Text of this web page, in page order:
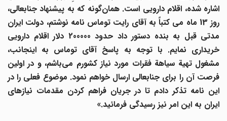
اشاره شده، اقلام دارویی است. همانگونه که به پیشنهاد جنابعالی،
روز 13 ماه می کتباً به آقای رایت توماس نامه نوشتم، دولت ایران
مدتی قبل به بنده دستور داد حدود 200000 دلار اقلام دارویی
خریداری نمایم. با توجه به پاسخ آقای توماس به اینجانب،
مشغول تهیة سیاهة فقرات مورد نیاز کشورم میباشم، و در اولین
فرصت آن را برای جنابعالی ارسال خواهم نمود. موضوع فعلی را در
این نامه تذکر دادم تا در جریان فراهم کردن مقدمات نیازهای
ایران به این امر نیز رسیدگی فرمائید.»